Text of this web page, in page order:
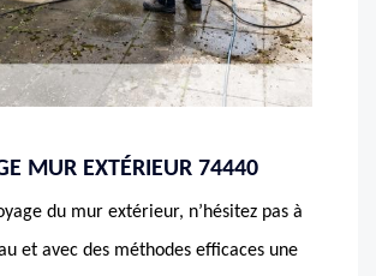
MUR EXTÉRIEUR 74440
du mur extérieur, n’hésitez pas à
et avec des méthodes efficaces une